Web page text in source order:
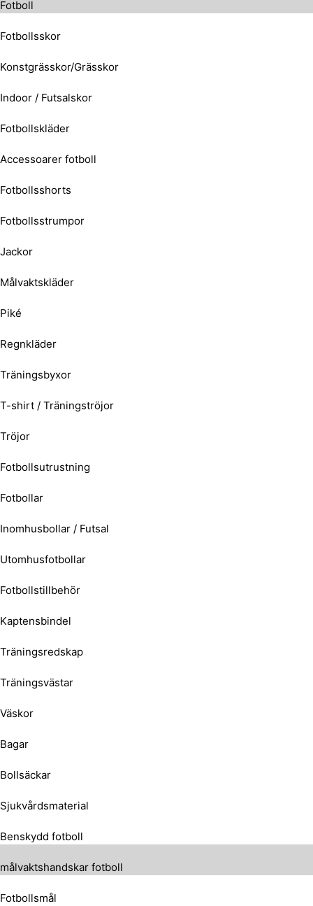
Fotboll
Fotbollsskor
Konstgrässkor/Grässkor
Indoor / Futsalskor
Fotbollskläder
Accessoarer fotboll
Fotbollsshorts
Fotbollsstrumpor
Jackor
Målvaktskläder
Piké
Regnkläder
Träningsbyxor
T-shirt / Träningströjor
Tröjor
Fotbollsutrustning
Fotbollar
Inomhusbollar / Futsal
Utomhusfotbollar
Fotbollstillbehör
Kaptensbindel
Träningsredskap
Träningsvästar
Väskor
Bagar
Bollsäckar
Sjukvårdsmaterial
Benskydd fotboll
målvaktshandskar fotboll
Fotbollsmål